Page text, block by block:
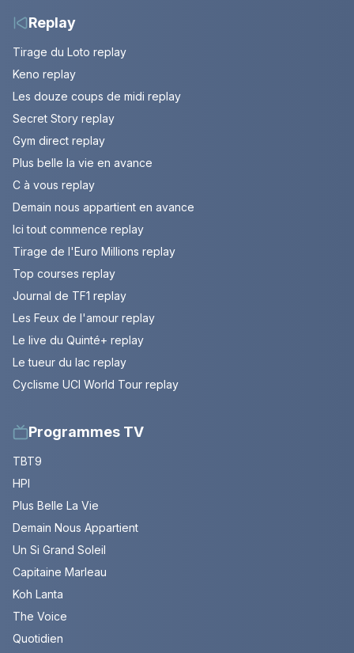
Replay
Tirage du Loto replay
Keno replay
Les douze coups de midi replay
Secret Story replay
Gym direct replay
Plus belle la vie en avance
C à vous replay
Demain nous appartient en avance
Ici tout commence replay
Tirage de l'Euro Millions replay
Top courses replay
Journal de TF1 replay
Les Feux de l'amour replay
Le live du Quinté+ replay
Le tueur du lac replay
Cyclisme UCI World Tour replay
Programmes TV
TBT9
HPI
Plus Belle La Vie
Demain Nous Appartient
Un Si Grand Soleil
Capitaine Marleau
Koh Lanta
The Voice
Quotidien